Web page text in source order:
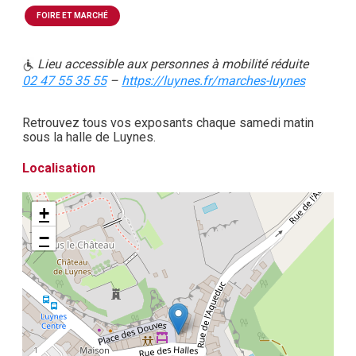
FOIRE ET MARCHÉ
Lieu accessible aux personnes à mobilité réduite
02 47 55 35 55– https://luynes.fr/marches-luynes
Retrouvez tous vos exposants chaque samedi matin
sous la halle de Luynes.
Localisation
+
−